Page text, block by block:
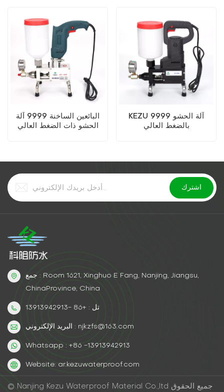
البائعين الساخنة 9999 آلة
الحشو ذات الضغط العالي
KEZU 9999 آلة الحشو
بالضغط العالي
جمع : Room 1621, Xinghuo E Fang, Nanjing, Jiangsu,
ChinaProvince, China
تل : +86 -13913942913
البريد الإلكتروني : njkzfs@163.com
Whatsapp : +86 -13913942913
Website: ar.kezuwaterproof.com
© Nanjing Kezu Waterproof Material Co.,ltd جميع الحقوق